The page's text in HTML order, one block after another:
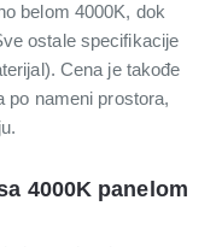
belom 4000K, dok
ostale specifikacije
Cena je takođe
po nameni prostora,
4000K panelom